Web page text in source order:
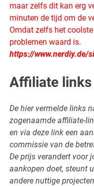
maar zelfs dit kan erg
minuten de tijd om de
Omdat zelfs het
problemen waard is.
https://www.nerdiy.de/
Affiliate
De hier vermelde links
zogenaamde affiliate-
en via deze link een
commissie van de
De prijs verandert voor
aankopen doet, steunt
andere nuttige